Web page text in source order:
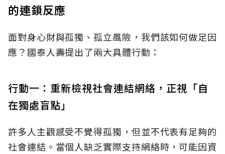
的連鎖反應
面對身心財與孤獨、孤立風險，我們該如何做足因
應？國泰人壽提出了兩大具體行動：
行動一：重新檢視社會連結網絡，正視「自
在獨處盲點」
許多人主觀感受不覺得孤獨，但並不代表有足夠的
社會連結。當個人缺乏實際支持網絡時，可能因資